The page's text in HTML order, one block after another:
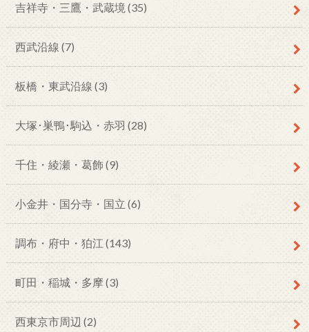
吉祥寺・三鷹・武蔵境 (35)
西武沿線 (7)
板橋・東武沿線 (3)
大塚･巣鴨･駒込・赤羽 (28)
千住・綾瀬・葛飾(9)
小金井・国分寺・国立 (6)
調布・府中・狛江 (143)
町田・稲城・多摩(3)
西東京市周辺 (2)